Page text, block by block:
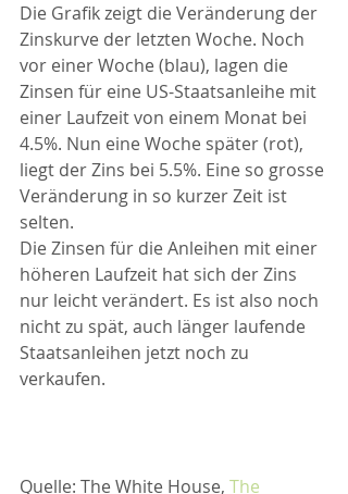
Die Grafik zeigt die Veränderung der
Zinskurve der letzten Woche. Noch
vor einer Woche (blau), lagen die
Zinsen für eine US-Staatsanleihe mit
einer Laufzeit von einem Monat bei
4.5%. Nun eine Woche später (rot),
liegt der Zins bei 5.5%. Eine so grosse
Veränderung in so kurzer Zeit ist
selten.
Die Zinsen für die Anleihen mit einer
höheren Laufzeit hat sich der Zins
nur leicht verändert. Es ist also noch
nicht zu spät, auch länger laufende
Staatsanleihen jetzt noch zu
verkaufen.
Quelle: The White House, The